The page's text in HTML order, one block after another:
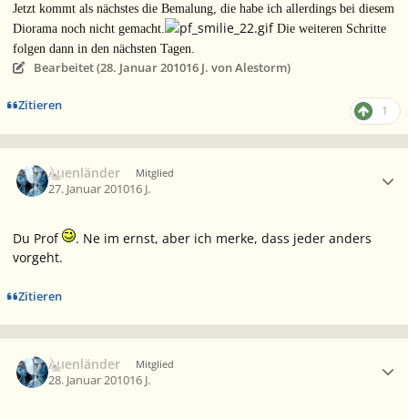
Jetzt kommt als nächstes die Bemalung, die habe ich allerdings bei diesem
Diorama noch nicht gemacht.
Die weiteren Schritte
folgen dann in den nächsten Tagen.
Bearbeitet (28. Januar 201016 J. von Alestorm)
Zitieren 1
Auenländer Mitglied
27. Januar 201016 J.
Du Prof
. Ne im ernst, aber ich merke, dass jeder anders
vorgeht.
Zitieren
Auenländer Mitglied
28. Januar 201016 J.